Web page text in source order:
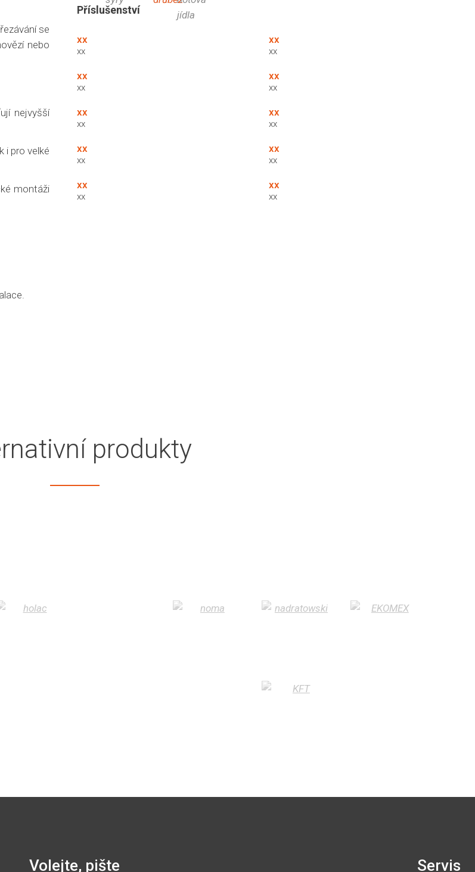
se
nebo
nejvyšší
i pro velké
montáži
Příslušenství
xx
xx
xx
xx
xx
xx
xx
xx
xx
xx
xx
xx
xx
xx
xx
xx
xx
xx
xx
xx
produkty
Volejte, pište Servis